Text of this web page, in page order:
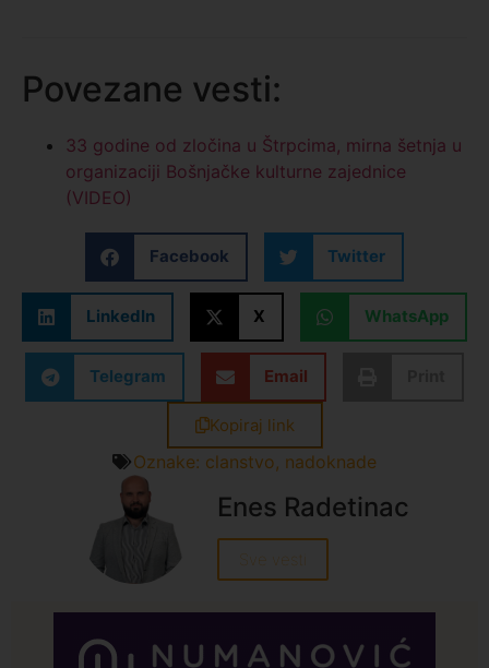
Povezane vesti:
33 godine od zločina u Štrpcima, mirna šetnja u
organizaciji Bošnjačke kulturne zajednice
(VIDEO)
Facebook Twitter
LinkedIn X WhatsApp
Telegram Email
Kopiraj link
Oznake: clanstvo, nadoknade
Enes Radetinac
Sve vesti